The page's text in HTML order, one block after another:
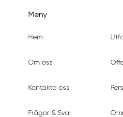
Meny
Hem
Om oss
Kontakta oss
Frågor & Svar